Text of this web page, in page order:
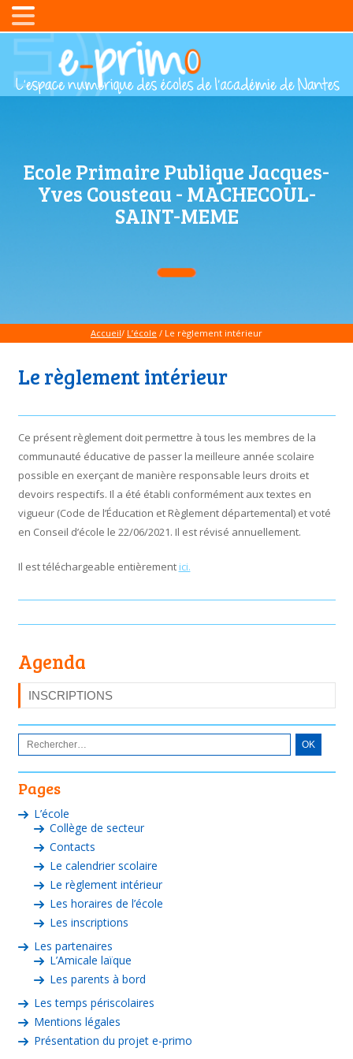
Ecole Primaire Publique Jacques-
Yves Cousteau - MACHECOUL-
SAINT-MEME
Accueil/ L’école / Le règlement intérieur
Le règlement intérieur
Ce présent règlement doit permettre à tous les membres de la
communauté éducative de passer la meilleure année scolaire
possible en exerçant de manière responsable leurs droits et
devoirs respectifs. Il a été établi conformément aux textes en
vigueur (Code de l’Éducation et Règlement départemental) et voté
en Conseil d’école le 22/06/2021. Il est révisé annuellement.
Il est téléchargeable entièrement ici.
Agenda
INSCRIPTIONS
Pages
L’école
Collège de secteur
Contacts
Le calendrier scolaire
Le règlement intérieur
Les horaires de l’école
Les inscriptions
Les partenaires
L’Amicale laïque
Les parents à bord
Les temps périscolaires
Mentions légales
Présentation du projet e-primo